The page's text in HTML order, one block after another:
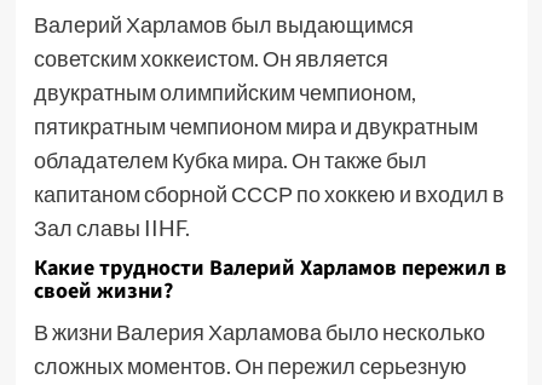
Валерий Харламов был выдающимся
советским хоккеистом. Он является
двукратным олимпийским чемпионом,
пятикратным чемпионом мира и двукратным
обладателем Кубка мира. Он также был
капитаном сборной СССР по хоккею и входил в
Зал славы IIHF.
Какие трудности Валерий Харламов пережил в
своей жизни?
В жизни Валерия Харламова было несколько
сложных моментов. Он пережил серьезную